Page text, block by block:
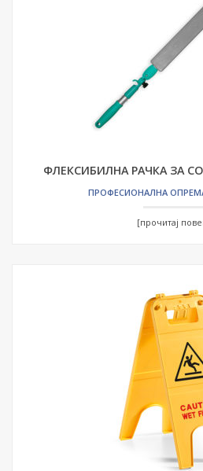
ФЛЕКСИБИЛНА РАЧКА ЗА
ПРОФЕСИОНАЛНА
[прочитај